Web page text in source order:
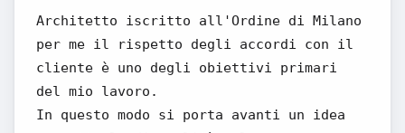
Architetto iscritto all'Ordine di Milano
per me il rispetto degli accordi con il
cliente è uno degli obiettivi primari
del mio lavoro.
In questo modo si porta avanti un idea